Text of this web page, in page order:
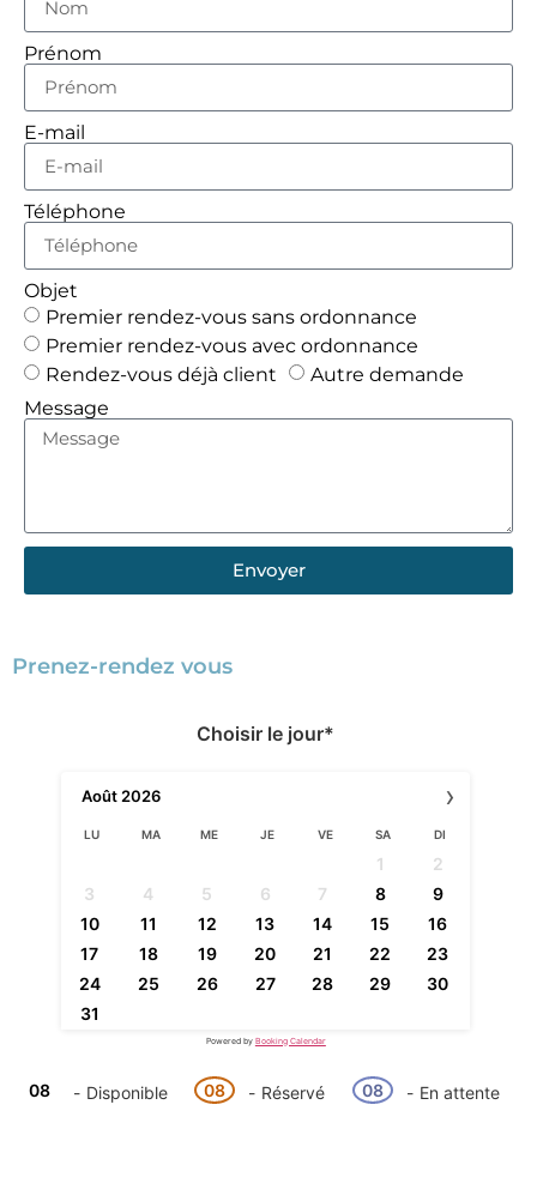
Prénom
E-mail
Téléphone
Objet
Premier rendez-vous sans ordonnance
Premier rendez-vous avec ordonnance
Rendez-vous déjà client
Autre demande
Message
Envoyer
Prenez-rendez vous
Choisir le jour*
›
Août 2026
LU MA ME JE VE SA DI
1
2
3
4 5 6 7 8
9
10
11 12 13 14 15
16
17
18 19 20 21 22
23
24
25 26 27 28 29
30
31
Powered by Booking Calendar
08 - Disponible 08 - Réservé 08 - En attente